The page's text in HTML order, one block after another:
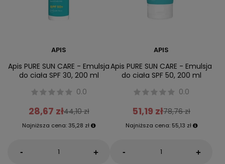
APIS
Apis PURE SUN CARE - Emulsja
do ciała SPF 30, 200 ml
0.0
28,67 zł44,10 zł
Najniższa cena: 35,28 zł
- +
APIS
Apis PURE SUN CARE - Emulsja
do ciała SPF 50, 200 ml
0.0
51,19 zł78,76 zł
Najniższa cena: 55,13 zł
- +